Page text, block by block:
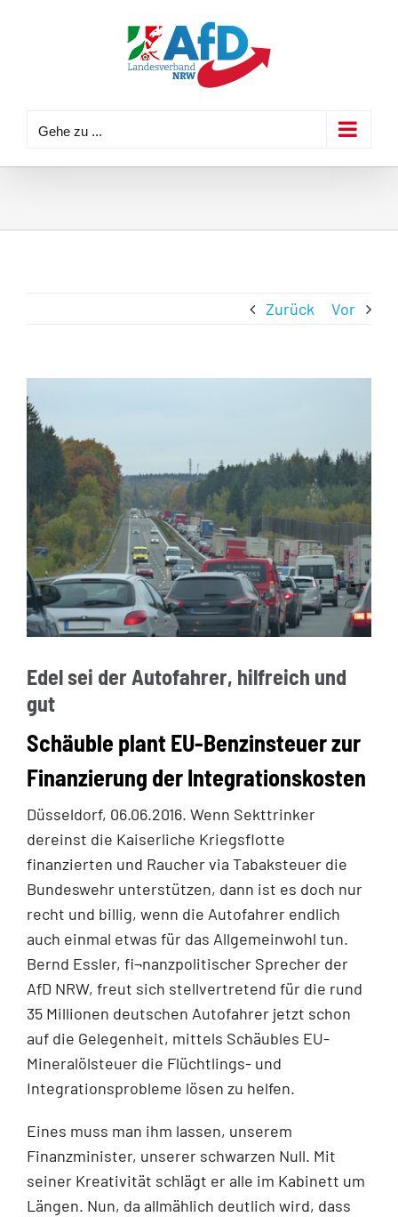
Gehe zu ...
Zurück Vor
Edel sei der Autofahrer, hilfreich und
gut
Schäuble plant EU-Benzinsteuer zur
Finanzierung der Integrationskosten
Düsseldorf, 06.06.2016. Wenn Sekttrinker
dereinst die Kaiserliche Kriegsflotte
finanzierten und Raucher via Tabaksteuer die
Bundeswehr unterstützen, dann ist es doch nur
recht und billig, wenn die Autofahrer endlich
auch einmal etwas für das Allgemeinwohl tun.
Bernd Essler, fi¬nanzpolitischer Sprecher der
AfD NRW, freut sich stellvertretend für die rund
35 Millionen deutschen Autofahrer jetzt schon
auf die Gelegenheit, mittels Schäubles EU-
Mineralölsteuer die Flüchtlings- und
Integrationsprobleme lösen zu helfen.
Eines muss man ihm lassen, unserem
Finanzminister, unserer schwarzen Null. Mit
seiner Kreativität schlägt er alle im Kabinett um
Längen. Nun, da allmählich deutlich wird, dass